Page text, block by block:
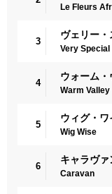
Le Fleurs
3
ヴェリー
Very Special
4
ウォーム
Warm Valley
5
ウィグ・ワ
Wig Wise
6
キャラヴァ
Caravan